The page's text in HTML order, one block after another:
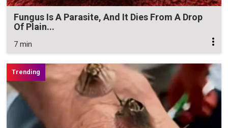
Fungus Is A Parasite, And It Dies From A Drop
Of Plain...
7 min